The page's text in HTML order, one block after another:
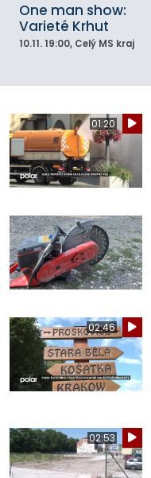
One man show:
Varieté Krhut
10.11. 19:00, Celý MS kraj
01:20
02:46
02:53